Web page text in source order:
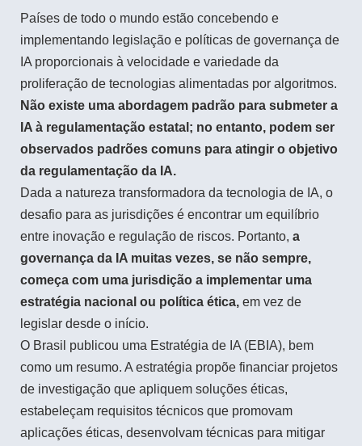
Países de todo o mundo estão concebendo e
implementando legislação e políticas de governança de
IA proporcionais à velocidade e variedade da
proliferação de tecnologias alimentadas por algoritmos.
Não existe uma abordagem padrão para submeter a
IA à regulamentação estatal; no entanto, podem ser
observados padrões comuns para atingir o objetivo
da regulamentação da IA.
Dada a natureza transformadora da tecnologia de IA, o
desafio para as jurisdições é encontrar um equilíbrio
entre inovação e regulação de riscos. Portanto, a
governança da IA muitas vezes, se não sempre,
começa com uma jurisdição a implementar uma
estratégia nacional ou política ética, em vez de
legislar desde o início.
O Brasil publicou uma Estratégia de IA (EBIA), bem
como um resumo. A estratégia propõe financiar projetos
de investigação que apliquem soluções éticas,
estabeleçam requisitos técnicos que promovam
aplicações éticas, desenvolvam técnicas para mitigar